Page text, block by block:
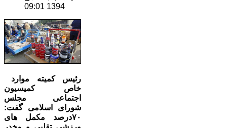
1394 09:01
خاص کمیسیون
اجتماعی مجلس
شورای اسلامی گفت:
۷۰درصد مکمل های